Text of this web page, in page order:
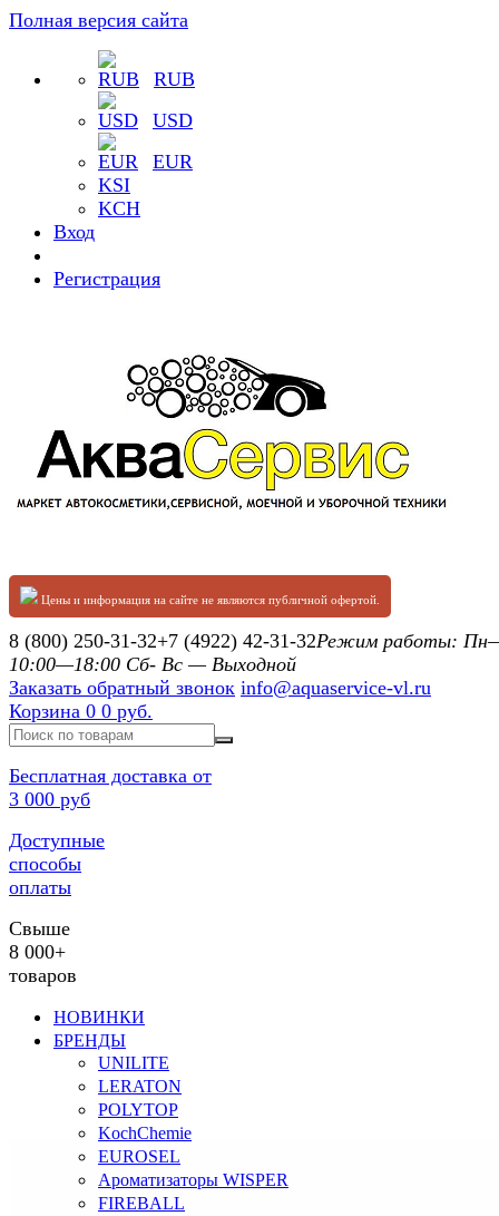
Полная версия сайта
RUB
USD
EUR
KSI
KCH
Вход
Регистрация
Цены и информация на сайте не являются публичной офертой.
8 (800) 250-31-32+7 (4922) 42-31-32Режим работы:
10:00—18:00 Сб- Вс — Выходной
Заказать обратный звонок info@aquaservice-vl.ru
Корзина 0 0 руб.
Бесплатная доставка от
3 000 руб
Доступные
способы
оплаты
Свыше
8 000+
товаров
НОВИНКИ
БРЕНДЫ
UNILITE
LERATON
POLYTOP
KochChemie
EUROSEL
Ароматизаторы WISPER
FIREBALL